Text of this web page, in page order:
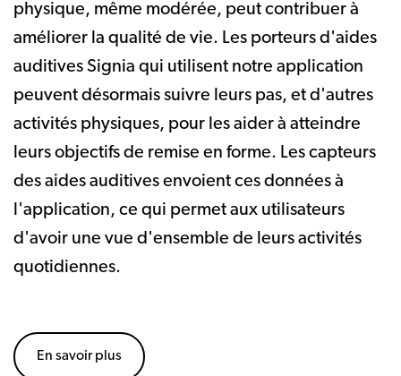
physique, même modérée, peut contribuer à
améliorer la qualité de vie. Les porteurs d'aides
auditives Signia qui utilisent notre application
peuvent désormais suivre leurs pas, et d'autres
activités physiques, pour les aider à atteindre
leurs objectifs de remise en forme. Les capteurs
des aides auditives envoient ces données à
l'application, ce qui permet aux utilisateurs
d'avoir une vue d'ensemble de leurs activités
quotidiennes.
En savoir plus